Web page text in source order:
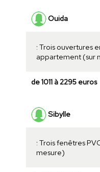
Ouida
: Trois ouvertures
appartement (sur
de 1011 à 2295 euros
Sibylle
: Trois fenêtres
mesure)